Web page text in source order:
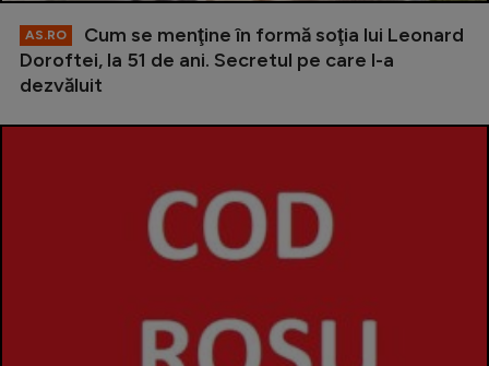
AS.RO
Cum se menţine în formă soţia lui Leonard
Doroftei, la 51 de ani. Secretul pe care l-a
dezvăluit